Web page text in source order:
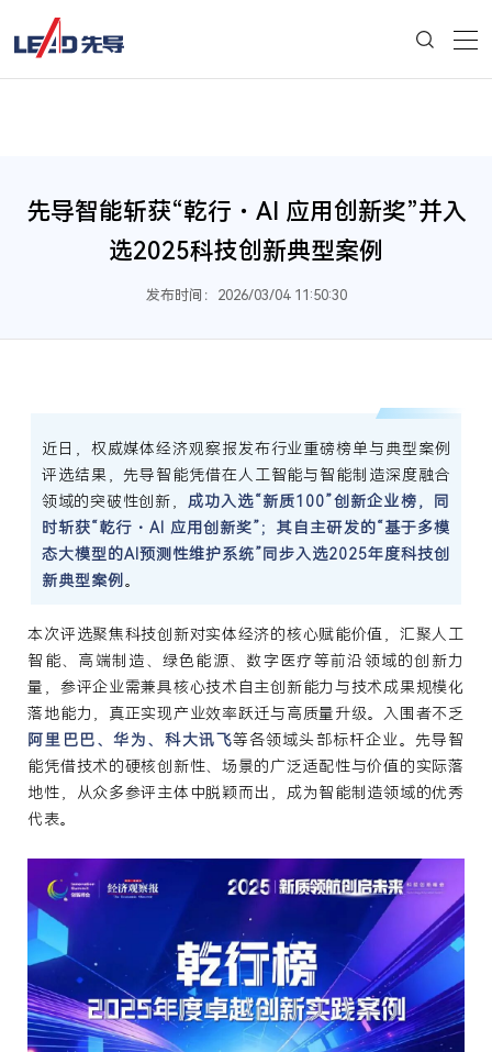
先导智能斩获“乾行・AI 应用创新奖”并入
选2025科技创新典型案例
发布时间：2026/03/04 11:50:30
近日，权威媒体经济观察报发布行业重磅榜单与典型案例
评选结果，先导智能凭借在人工智能与智能制造深度融合
领域的突破性创新， 成功入选“新质100”创新企业榜，同
时斩获“乾行・AI 应用创新奖”；其自主研发的“基于多模
态大模型的AI预测性维护系统”同步入选2025年度科技创
新典型案例 。
本次评选聚焦科技创新对实体经济的核心赋能价值，汇聚人工
智能、高端制造、绿色能源、数字医疗等前沿领域的创新力
量，参评企业需兼具核心技术自主创新能力与技术成果规模化
落地能力，真正实现产业效率跃迁与高质量升级。入围者不乏
阿里巴巴、华为、科大讯飞等各领域头部标杆企业。先导智
能凭借技术的硬核创新性、场景的广泛适配性与价值的实际落
地性，从众多参评主体中脱颖而出，成为智能制造领域的优秀
代表。